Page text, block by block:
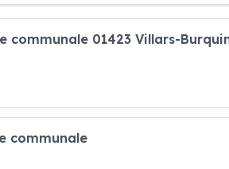
communale 01423 Villars-
communale